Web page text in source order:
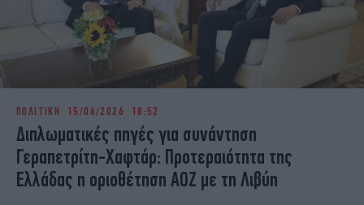
ΠΟΛΙΤΙΚΗ 15/06/2026 18:52
Διπλωματικές πηγές για συνάντηση
Γεραπετρίτη-Χαφτάρ: Προτεραιότητα της
Ελλάδας η οριοθέτηση ΑΟΖ με τη Λιβύη